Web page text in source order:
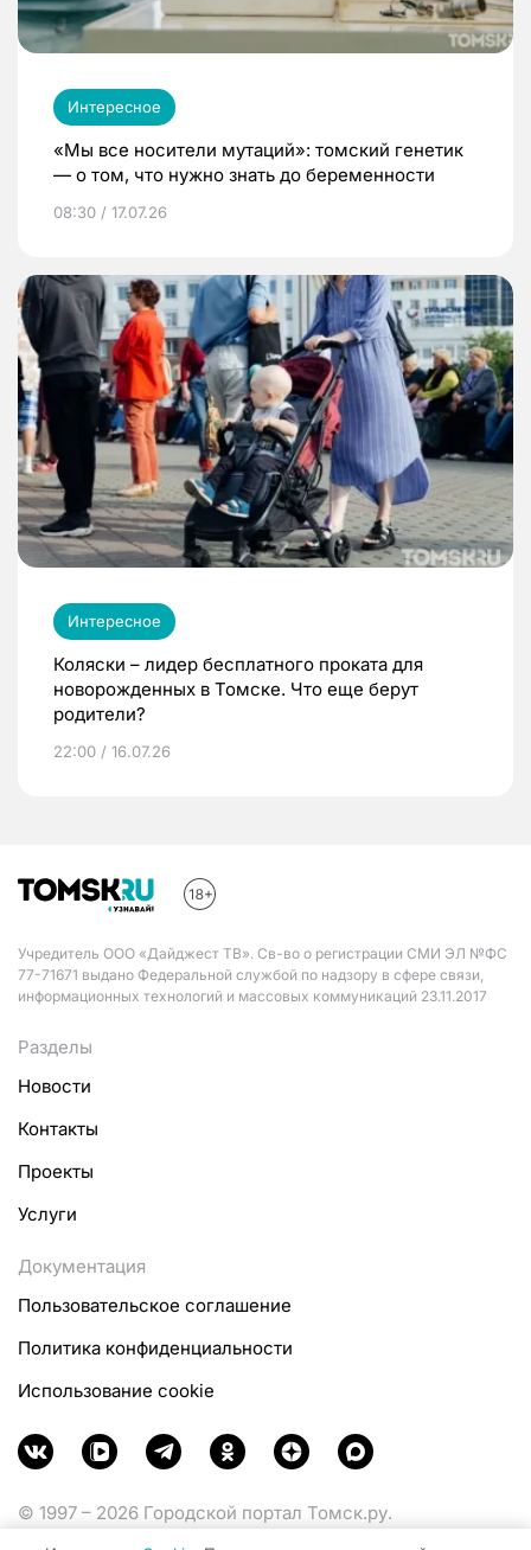
Интересное
«Мы все носители мутаций»: томский генетик
— о том, что нужно знать до беременности
08:30 / 17.07.26
Интересное
Коляски – лидер бесплатного проката для
новорожденных в Томске. Что еще берут
родители?
22:00 / 16.07.26
Учредитель ООО «Дайджест ТВ». Св-во о регистрации СМИ ЭЛ №ФС
77-71671 выдано Федеральной службой по надзору в сфере связи,
информационных технологий и массовых коммуникаций 23.11.2017
Разделы
Новости
Контакты
Проекты
Услуги
Документация
Пользовательское соглашение
Политика конфиденциальности
Использование cookie
© 1997 – 2026 Городской портал Томск.ру.